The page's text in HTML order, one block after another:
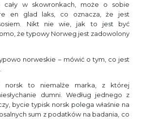
cały w skowronkach, może o sobie
en glad laks, co oznacza, że jest
Nikt nie wie, jak to jest być
że typowy Norweg jest zadowolony
norweskie – mówić o tym, co jest
norsk to niemalże marka, z której
dumni. Według jednego z
bycie typisk norsk polega właśnie na
sum z podatków na badania, co